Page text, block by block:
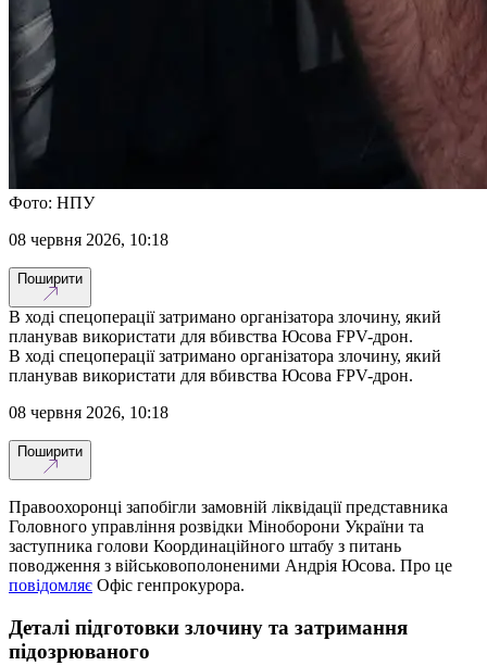
Фото: НПУ
08 червня 2026, 10:18
Поширити
В ході спецоперації затримано організатора злочину, який
планував використати для вбивства Юсова FPV-дрон.
В ході спецоперації затримано організатора злочину, який
планував використати для вбивства Юсова FPV-дрон.
08 червня 2026, 10:18
Поширити
Правоохоронці запобігли замовній ліквідації представника
Головного управління розвідки Міноборони України та
заступника голови Координаційного штабу з питань
поводження з військовополоненими Андрія Юсова. Про це
повідомляє Офіс генпрокурора.
Деталі підготовки злочину та затримання
підозрюваного